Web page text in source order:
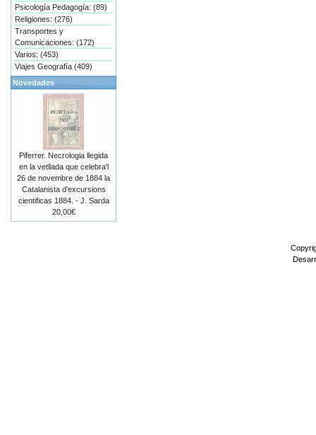
Psicología Pedagogía: (89)
Religiones: (276)
Transportes y
Comunicaciones: (172)
Varios: (453)
Viajes Geografía (409)
Novedades
Piferrer. Necrologia llegida
en la vetllada que celebra'l
26 de novembre de 1884 la
Catalanista d'excursions
cientificas 1884. - J. Sarda
20,00€